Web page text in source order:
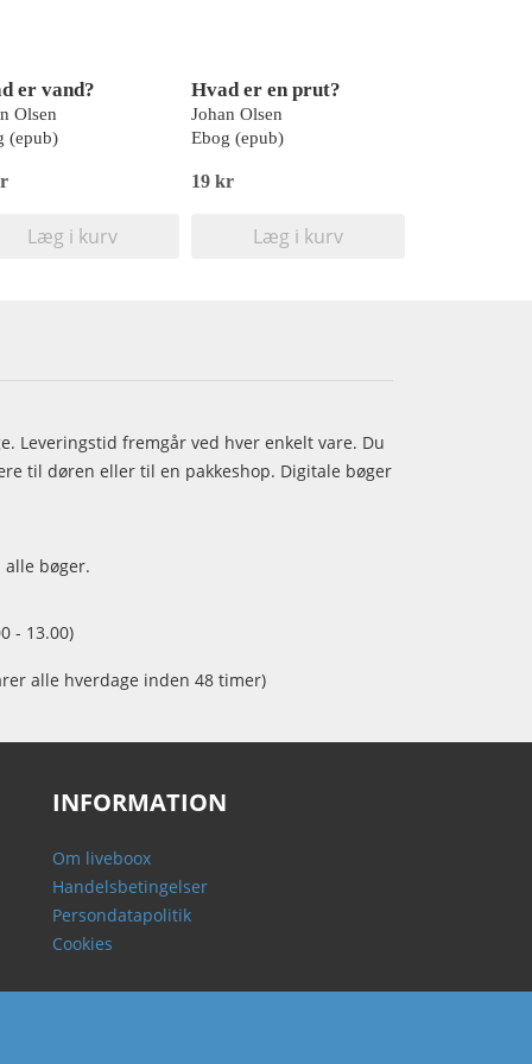
er vand?
Olsen
(epub)
Læg i kurv
Hvad er en prut?
Johan Olsen
Ebog (epub)
19 kr
Læg i kurv
Leveringstid fremgår ved hver enkelt vare. Du
til døren eller til en pakkeshop. Digitale bøger
bøger.
- 13.00)
alle hverdage inden 48 timer)
INFORMATION
Om liveboox
Handelsbetingelser
Persondatapolitik
Cookies